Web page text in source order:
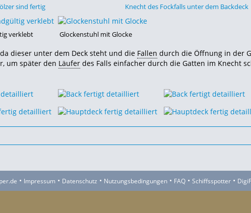
sind fertig Knecht des Fockfalls unter dem Backdeck
verklebt Glockenstuhl mit Glocke
dieser unter dem Deck steht und die Fallen durch die Öffnung in der
um später den Läufer des Falls einfacher durch die Gatten im Knecht
• Impressum • Datenschutz • Nutzungsbedingungen• FAQ• Schiffsspotter•